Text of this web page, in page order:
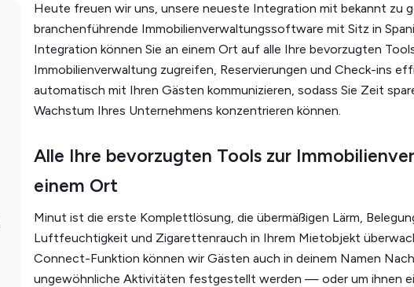
Heute freuen wir uns, unsere neueste Integration mit bekannt zu
branchenführende Immobilienverwaltungssoftware mit Sitz in
Integration können Sie an einem Ort auf alle Ihre bevorzugten
Immobilienverwaltung zugreifen, Reservierungen und Check-ins
automatisch mit Ihren Gästen kommunizieren, sodass Sie Zeit
Wachstum Ihres Unternehmens konzentrieren können.
Alle Ihre bevorzugten Tools zur
einem Ort
Minut ist die erste Komplettlösung, die übermäßigen Lärm,
Luftfeuchtigkeit und Zigarettenrauch in Ihrem Mietobjekt
Connect-Funktion können wir Gästen auch in deinem Namen
ungewöhnliche Aktivitäten festgestellt werden — oder um ihnen